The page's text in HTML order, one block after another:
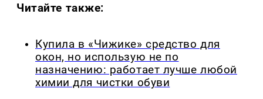
Читайте также:
Купила в «Чижике» средство для
окон, но использую не по
назначению: работает лучше любой
химии для чистки обуви